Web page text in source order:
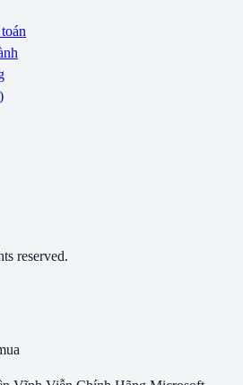
reserved.